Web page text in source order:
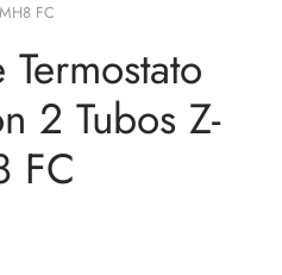
FC
2 Tubos Z-
FC